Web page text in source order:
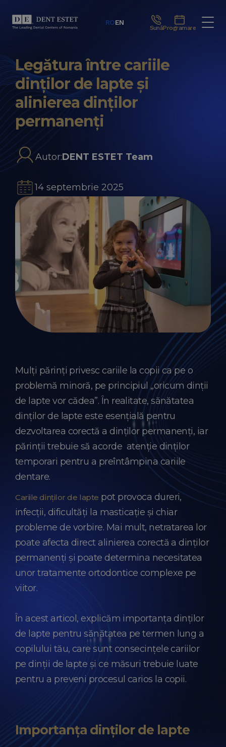
ROEN
SunăProgramare
Legătura între cariile
dinților de lapte și
alinierea dinților
permanenți
Autor:DENT ESTET Team
14 septembrie 2025
Mulți părinți privesc cariile la copii ca pe o
problemă minoră, pe principiul „oricum dinții
de lapte vor cădea”. În realitate, sănătatea
dinților de lapte este esențială pentru
dezvoltarea corectă a dinților permanenți, iar
părinții trebuie să acorde atenție dinților
temporari pentru a preîntâmpina cariile
dentare.
Cariile dinților de lapte pot provoca dureri,
infecții, dificultăți la masticație și chiar
probleme de vorbire. Mai mult, netratarea lor
poate afecta direct alinierea corectă a dinților
permanenți și poate determina necesitatea
unor tratamente ortodontice complexe pe
viitor.
În acest articol, explicăm importanța dinților
de lapte pentru sănătatea pe termen lung a
copilului tău, care sunt consecințele cariilor
pe dinții de lapte și ce măsuri trebuie luate
pentru a preveni procesul carios la copii.
Importanța dinților de lapte